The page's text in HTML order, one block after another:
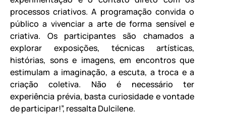
processos criativos. A programação convida o
público a vivenciar a arte de forma sensível e
criativa. Os participantes são chamados a
explorar exposições, técnicas artísticas,
histórias, sons e imagens, em encontros que
estimulam a imaginação, a escuta, a troca e a
criação coletiva. Não é necessário ter
experiência prévia, basta curiosidade e vontade
de participar!”, ressalta Dulcilene.